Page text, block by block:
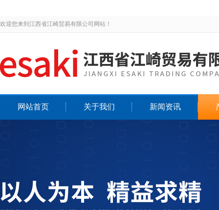
欢迎您来到江西省江崎贸易有限公司网站！
网站首页 关于我们 新闻资讯